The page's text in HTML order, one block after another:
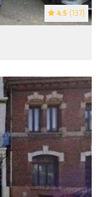
4.5 (137)